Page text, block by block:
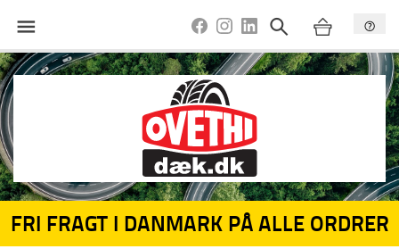
FRI FRAGT I DANMARK PÅ ALLE ORDRER